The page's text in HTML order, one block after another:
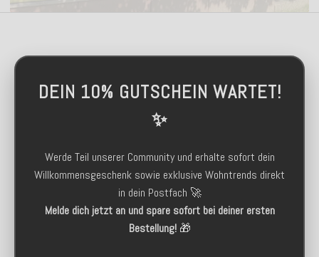
DEIN 10% GUTSCHEIN WARTET!
✨
Werde Teil unserer Community und erhalte sofort dein
Willkommensgeschenk sowie exklusive Wohntrends direkt
in dein Postfach 🚀
Melde dich jetzt an und spare sofort bei deiner ersten
Bestellung!🎁